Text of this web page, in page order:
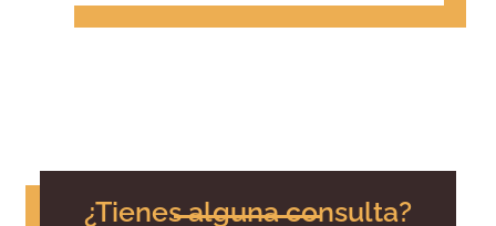
¿Tienes alguna consulta?